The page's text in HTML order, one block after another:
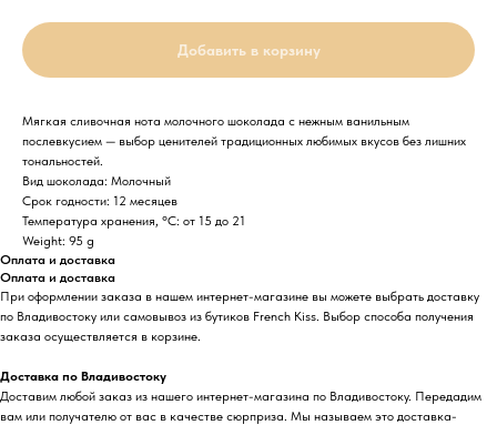
Добавить в корзину
Мягкая сливочная нота молочного шоколада с нежным ванильным
послевкусием — выбор ценителей традиционных любимых вкусов без лишних
тональностей.
Вид шоколада: Молочный
Срок годности: 12 месяцев
Температура хранения, °C: от 15 до 21
Weight: 95 g
Оплата и доставка
Оплата и доставка
При оформлении заказа в нашем интернет-магазине вы можете выбрать доставку
по Владивостоку или самовывоз из бутиков French Kiss. Выбор способа получения
заказа осуществляется в корзине.
Доставка по Владивостоку
Доставим любой заказ из нашего интернет-магазина по Владивостоку. Передадим
вам или получателю от вас в качестве сюрприза. Мы называем это доставка-